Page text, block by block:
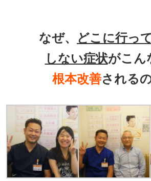
なぜ、
どこに行っ
しない症状がこん
根本改善される